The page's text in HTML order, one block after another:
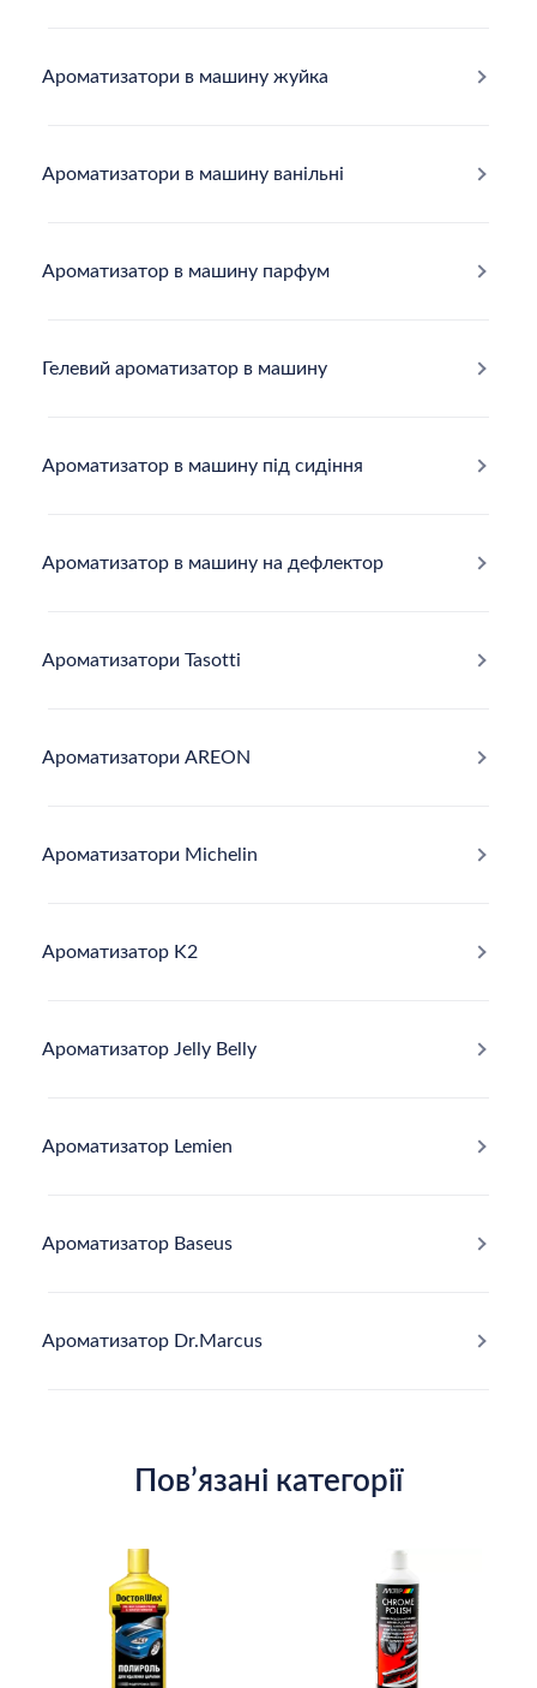
Ароматизатори в машину жуйка
Ароматизатори в машину ванільні
Ароматизатор в машину парфум
Гелевий ароматизатор в машину
Ароматизатор в машину під сидіння
Ароматизатор в машину на дефлектор
Ароматизатори Tasotti
Ароматизатори AREON
Ароматизатори Michelin
Ароматизатор K2
Ароматизатор Jelly Belly
Ароматизатор Lemien
Ароматизатор Baseus
Ароматизатор Dr.Marcus
Повʼязані категорії